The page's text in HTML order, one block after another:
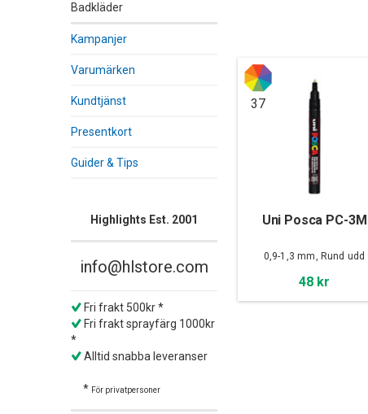
Badkläder
Kampanjer
Varumärken
Kundtjänst
Presentkort
Guider & Tips
Highlights Est. 2001
info@hlstore.com
Fri frakt 500kr *
Fri frakt sprayfärg 1000kr
*
Alltid snabba leveranser
* För privatpersoner
37
Uni Posca PC-3M
0,9-1,3 mm, Rund udd
48 kr